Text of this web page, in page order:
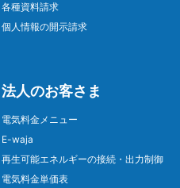
各種資料請求
個人情報の開示請求
法人のお客さま
電気料金メニュー
E-waja
再生可能エネルギーの接続・出力制御
電気料金単価表